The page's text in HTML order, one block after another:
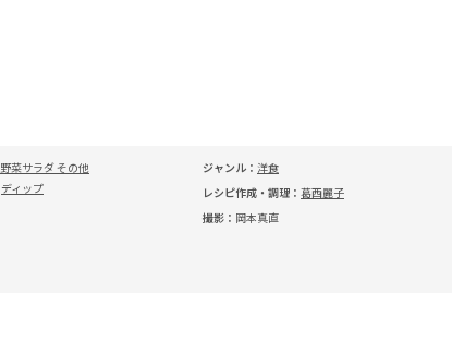
野菜サラダ その他
ディップ
ジャンル： 洋食
レシピ作成・調理： 葛西麗子
撮影： 岡本真直